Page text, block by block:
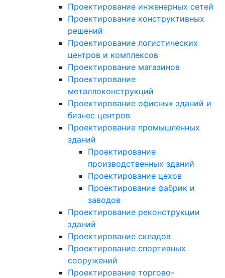
Проектирование инженерных сетей
Проектирование конструктивных
решений
Проектирование логистических
центров и комплексов
Проектирование магазинов
Проектирование
металлоконструкций
Проектирование офисных зданий и
бизнес центров
Проектирование промышленных
зданий
Проектирование
производственных зданий
Проектирование цехов
Проектирование фабрик и
заводов
Проектирование реконструкции
зданий
Проектирование складов
Проектирование спортивных
сооружений
Проектирование торгово-